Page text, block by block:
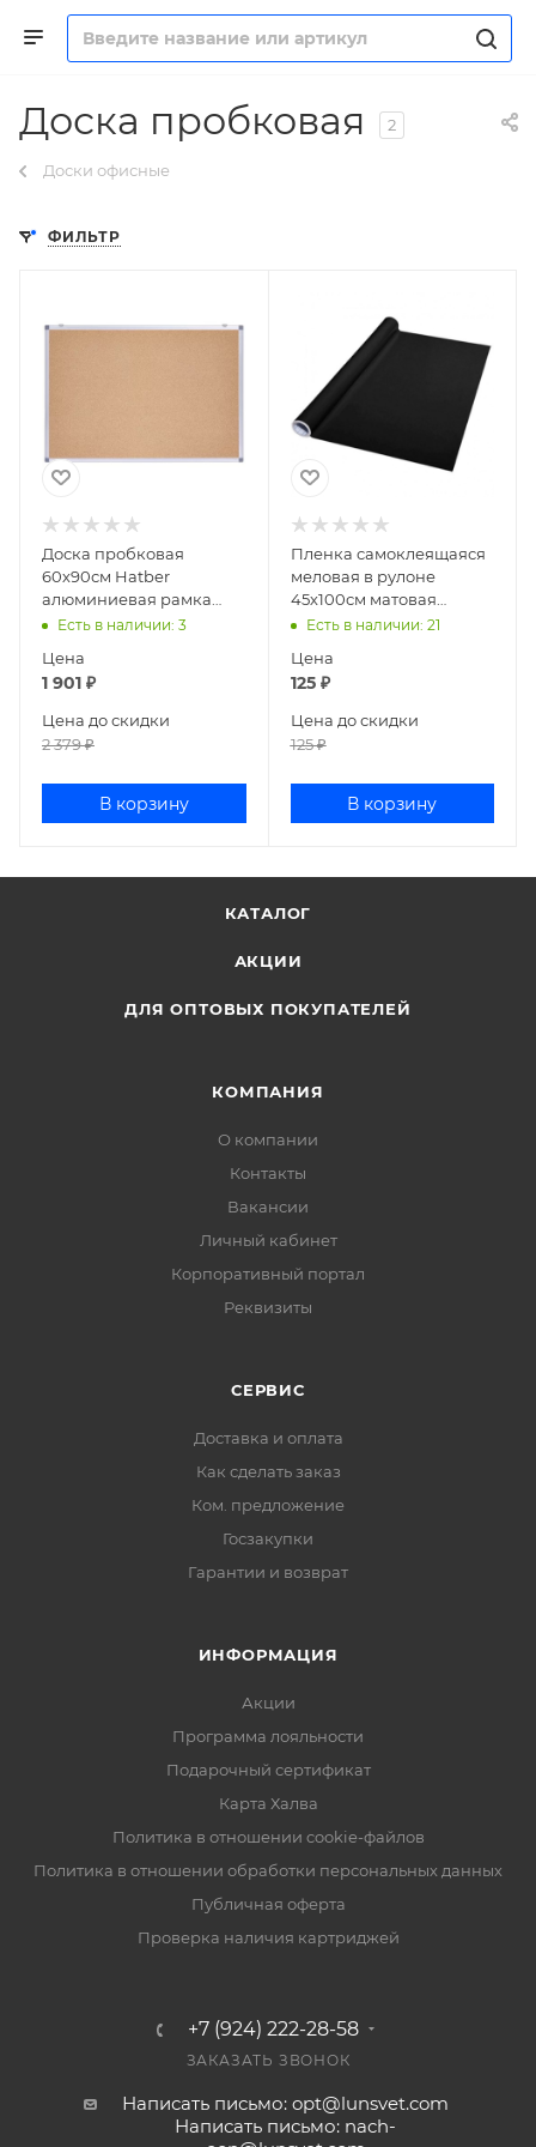
Доска пробковая 2
Доски офисные
ФИЛЬТР
Доска пробковая
60х90см Hatber
алюминиевая рамка
CB_089158
Есть в наличии: 3
Цена
1 901 ₽
Цена до скидки
2 379₽
В корзину
Пленка самоклеящаяся
меловая в рулоне
45х100см матовая
черная deVENTE
Есть в наличии: 21
Цена
125₽
Цена до скидки
125₽
В корзину
КАТАЛОГ
АКЦИИ
ДЛЯ ОПТОВЫХ ПОКУПАТЕЛЕЙ
КОМПАНИЯ
О компании
Контакты
Вакансии
Личный кабинет
Корпоративный портал
Реквизиты
СЕРВИС
Доставка и оплата
Как сделать заказ
Ком. предложение
Госзакупки
Гарантии и возврат
ИНФОРМАЦИЯ
Акции
Программа лояльности
Подарочный сертификат
Карта Халва
Политика в отношении cookie-файлов
Политика в отношении обработки персональных данных
Публичная оферта
Проверка наличия картриджей
+7 (924) 222-28-58
ЗАКАЗАТЬ ЗВОНОК
Написать письмо: opt@lunsvet.com
Написать письмо: nach-